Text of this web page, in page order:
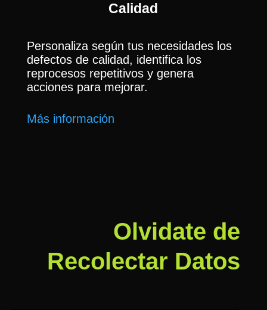
Calidad
Personaliza según tus necesidades los
defectos de calidad, identifica los
reprocesos repetitivos y genera
acciones para mejorar.
Más información
Olvidate de
Recolectar Datos